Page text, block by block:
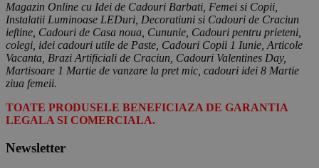
Magazin Online cu Idei de Cadouri Barbati, Femei si Copii,
Instalatii Luminoase LEDuri, Decoratiuni si Cadouri de Craciun
ieftine, Cadouri de Casa noua, Cununie, Cadouri pentru prieteni,
colegi, idei cadouri utile de Paste, Cadouri Copii 1 Iunie, Articole
Vacanta, Brazi Artificiali de Craciun, Cadouri Valentines Day,
Martisoare 1 Martie de vanzare la pret mic, cadouri idei 8 Martie
ziua femeii.
TOATE PRODUSELE BENEFICIAZA DE GARANTIA
LEGALA SI COMERCIALA.
Newsletter